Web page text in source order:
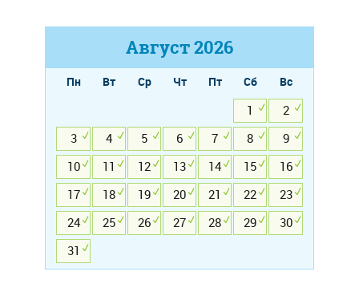
Август2026
Пн Вт Ср Чт Пт Сб
Вс
1
2
3
4 5 6 7 8
9
10
11 12 13 14 15
16
17
18 19 20 21 22
23
24
25 26 27 28 29
30
31